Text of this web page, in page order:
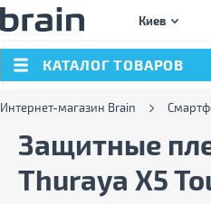
Киев
КАТАЛОГ ТОВАРОВ
Интернет-магазин Brain
Защитные
Thuraya X5